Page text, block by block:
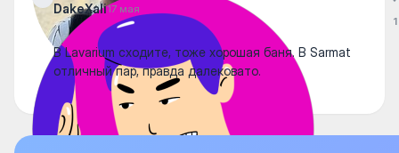
DakeXali17 мая
В Lavarium сходите, тоже хорошая баня. В Sarmat
отличный пар, правда далековато.
1